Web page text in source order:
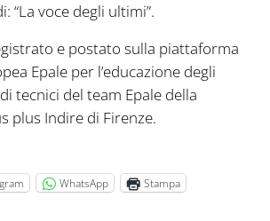
“La voce degli ultimi”.
e postato sulla piattaforma
Epale per l’educazione degli
tecnici del team Epale della
plus Indire di Firenze.
WhatsApp Stampa